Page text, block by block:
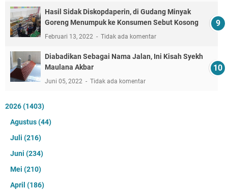
Hasil Sidak Diskopdaperin, di Gudang Minyak
Goreng Menumpuk ke Konsumen Sebut Kosong
Februari 13, 2022 Tidak ada komentar
Diabadikan Sebagai Nama Jalan, Ini Kisah Syekh
Maulana Akbar
Juni 05, 2022 Tidak ada komentar
2026(1403)
Agustus(44)
Juli (216)
Juni (234)
Mei (210)
April (186)